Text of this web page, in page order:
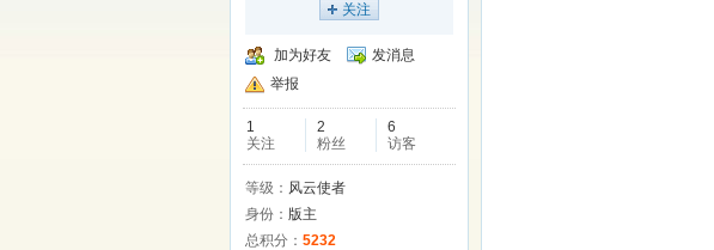
关注
加为好友
发消息
举报
1
关注
2
粉丝
6
访客
等级： 风云使者
身份： 版主
总积分： 5232